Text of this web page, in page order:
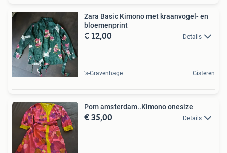
Zara Basic Kimono met kraanvogel- en
bloemenprint
€ 12,00 Details
's-Gravenhage Gisteren
Pom amsterdam..Kimono onesize
€ 35,00 Details